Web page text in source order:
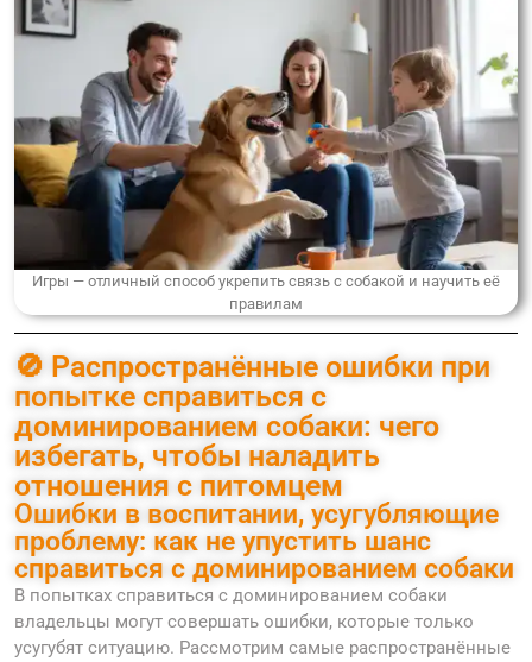
Игры — отличный способ укрепить связь с собакой и научить её
правилам
🚫 Распространённые ошибки при
попытке справиться с
доминированием собаки: чего
избегать, чтобы наладить
отношения с питомцем
Ошибки в воспитании, усугубляющие
проблему: как не упустить шанс
справиться с доминированием собаки
В попытках справиться с доминированием собаки
владельцы могут совершать ошибки, которые только
усугубят ситуацию. Рассмотрим самые распространённые